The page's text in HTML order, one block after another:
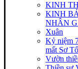
KINH
KINH
NHÂN
Xuân
Kỷ niệm
mất Sơ
Vườn